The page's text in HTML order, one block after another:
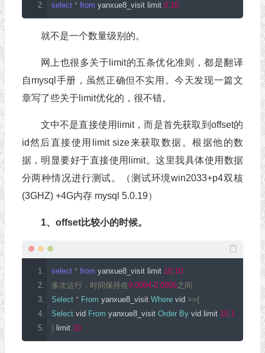
select * from yanxue8_visit limit 0,10
就不是一个数量级别的。
网上也很多关于limit的五条优化准则，都是翻译
自mysql手册，虽然正确但不实用。今天发现一篇文
章写了些关于limit优化的，很不错。
文中不是直接使用limit，而是首先获取到offset的
id然后直接使用limit size来获取数据。根据他的数
据，明显要好于直接使用limit。这里我具体使用数据
分两种情况进行测试。（测试环境win2033+p4双核
(3GHZ) +4G内存 mysql 5.0.19）
1、offset比较小的时候。
select * from yanxue8_visit limit 10,10
多次运行，时间保持在0.0004-0.0005之间
Select * From yanxue8_visit Where vid >=(
Select vid From yanxue8_visit Order By vid limit 10,1
) limit 10